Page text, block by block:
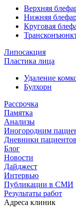
Верхняя
Нижняя
Круговая
Липосакция
Пластика лица
Удаление
Булхорн
Рассрочка
Памятка
Анализы
Иногородним
Дневники пациентов
Блог
Новости
Дайджест
Интервью
Публикации в СМИ
Результаты работ
Адреса клиник